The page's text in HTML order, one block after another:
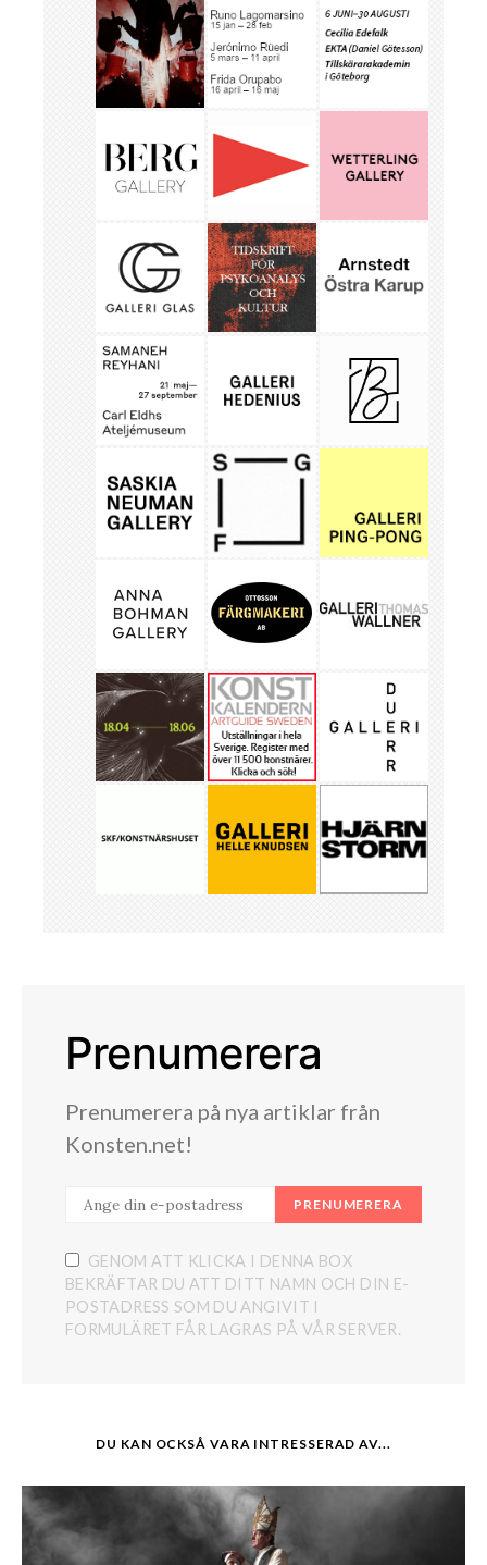
Prenumerera
Prenumerera på nya artiklar från
Konsten.net!
PRENUMERERA
GENOM ATT KLICKA I DENNA BOX
BEKRÄFTAR DU ATT DITT NAMN OCH DIN E-
POSTADRESS SOM DU ANGIVIT I
FORMULÄRET FÅR LAGRAS PÅ VÅR SERVER.
DU KAN OCKSÅ VARA INTRESSERAD AV...